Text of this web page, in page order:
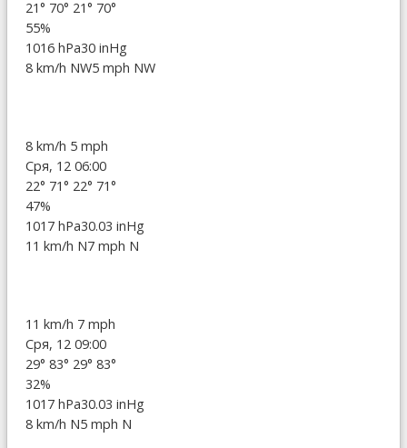
21° 70° 21° 70°
55%
1016 hPa30 inHg
8 km/h NW5 mph NW
8 km/h 5 mph
Сря, 12 06:00
22° 71° 22° 71°
47%
1017 hPa30.03 inHg
11 km/h N7 mph N
11 km/h 7 mph
Сря, 12 09:00
29° 83° 29° 83°
32%
1017 hPa30.03 inHg
8 km/h N5 mph N